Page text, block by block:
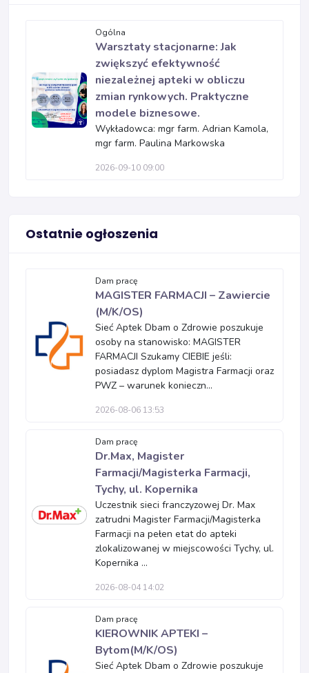
Ogólna
Warsztaty stacjonarne: Jak
zwiększyć efektywność
niezależnej apteki w obliczu
zmian rynkowych. Praktyczne
modele biznesowe.
Wykładowca: mgr farm. Adrian Kamola,
mgr farm. Paulina Markowska
2026-09-10 09:00
Ostatnie ogłoszenia
Dam pracę
MAGISTER FARMACJI – Zawiercie
(M/K/OS)
Sieć Aptek Dbam o Zdrowie poszukuje
osoby na stanowisko: MAGISTER
FARMACJI Szukamy CIEBIE jeśli:
posiadasz dyplom Magistra Farmacji oraz
PWZ – warunek konieczn...
2026-08-06 13:53
Dam pracę
Dr.Max, Magister
Farmacji/Magisterka Farmacji,
Tychy, ul. Kopernika
Uczestnik sieci franczyzowej Dr. Max
zatrudni Magister Farmacji/Magisterka
Farmacji na pełen etat do apteki
zlokalizowanej w miejscowości Tychy, ul.
Kopernika ...
2026-08-04 14:02
Dam pracę
KIEROWNIK APTEKI –
Bytom(M/K/OS)
Sieć Aptek Dbam o Zdrowie poszukuje